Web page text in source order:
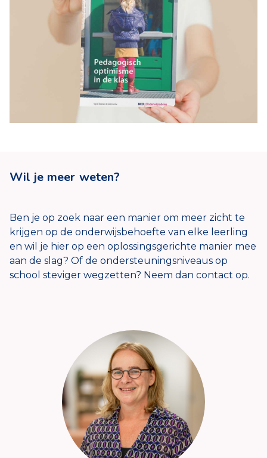
Wil je meer weten?
Ben je op zoek naar een manier om meer zicht te
krijgen op de onderwijsbehoefte van elke leerling
en wil je hier op een oplossingsgerichte manier mee
aan de slag? Of de ondersteuningsniveaus op
school steviger wegzetten? Neem dan contact op.